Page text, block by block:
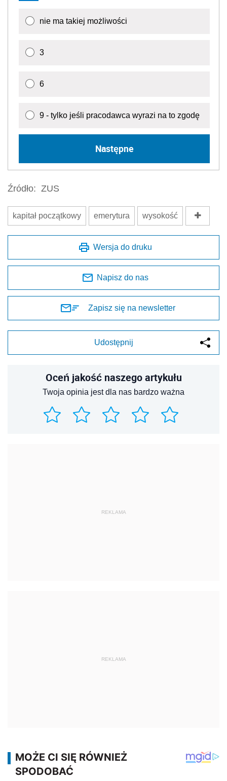
nie ma takiej możliwości
3
6
9 - tylko jeśli pracodawca wyrazi na to zgodę
Następne
Źródło: ZUS
kapitał początkowy emerytura wysokość
Wersja do druku
Napisz do nas
Zapisz się na newsletter
Udostępnij
Oceń jakość naszego artykułu
Twoja opinia jest dla nas bardzo ważna
REKLAMA
REKLAMA